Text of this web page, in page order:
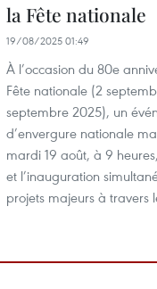
la Fête nationale
19/08/2025 01:49
À l’occasion du 80e
Fête nationale (2
septembre 2025), un
d’envergure nationale
mardi 19 août, à 9
et l’inauguration
projets majeurs à travers